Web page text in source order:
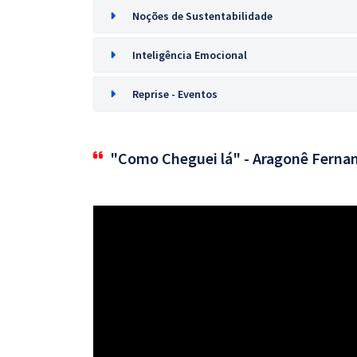
Noções de Sustentabilidade
Inteligência Emocional
Reprise - Eventos
"Como Cheguei lá" - Aragonê